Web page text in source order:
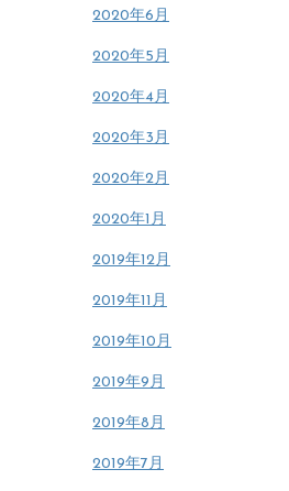
2020年6月
2020年5月
2020年4月
2020年3月
2020年2月
2020年1月
2019年12月
2019年11月
2019年10月
2019年9月
2019年8月
2019年7月